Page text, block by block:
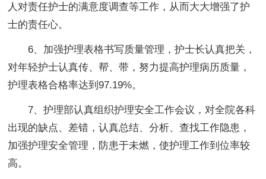
人对责任护士的满意度调查等工作，从而大大增强了护
士的责任心。
6、加强护理表格书写质量管理，护士长认真把关，
对年轻护士认真传、帮、带，努力提高护理病历质量，
护理表格合格率达到97.19%。
7、护理部认真组织护理安全工作会议，对全院各科
出现的缺点、差错，认真总结、分析、查找工作隐患，
加强护理安全管理，防患于未燃，使护理工作到位率较
高。